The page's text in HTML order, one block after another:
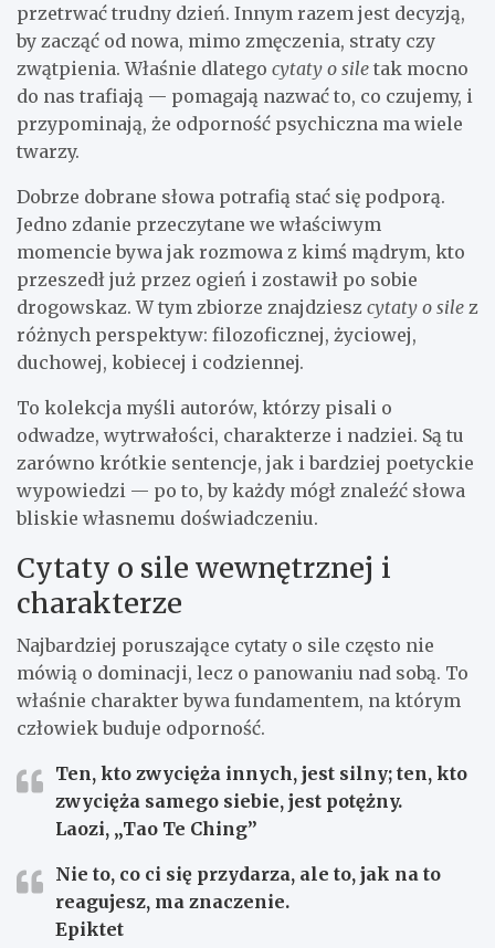
przetrwać trudny dzień. Innym razem jest decyzją,
by zacząć od nowa, mimo zmęczenia, straty czy
zwątpienia. Właśnie dlatego cytaty o sile tak mocno
do nas trafiają — pomagają nazwać to, co czujemy, i
przypominają, że odporność psychiczna ma wiele
twarzy.
Dobrze dobrane słowa potrafią stać się podporą.
Jedno zdanie przeczytane we właściwym
momencie bywa jak rozmowa z kimś mądrym, kto
przeszedł już przez ogień i zostawił po sobie
drogowskaz. W tym zbiorze znajdziesz cytaty o sile z
różnych perspektyw: filozoficznej, życiowej,
duchowej, kobiecej i codziennej.
To kolekcja myśli autorów, którzy pisali o
odwadze, wytrwałości, charakterze i nadziei. Są tu
zarówno krótkie sentencje, jak i bardziej poetyckie
wypowiedzi — po to, by każdy mógł znaleźć słowa
bliskie własnemu doświadczeniu.
Cytaty o sile wewnętrznej i
charakterze
Najbardziej poruszające cytaty o sile często nie
mówią o dominacji, lecz o panowaniu nad sobą. To
właśnie charakter bywa fundamentem, na którym
człowiek buduje odporność.
Ten, kto zwycięża innych, jest silny; ten, kto
zwycięża samego siebie, jest potężny.
Laozi, „Tao Te Ching”
Nie to, co ci się przydarza, ale to, jak na to
reagujesz, ma znaczenie.
Epiktet